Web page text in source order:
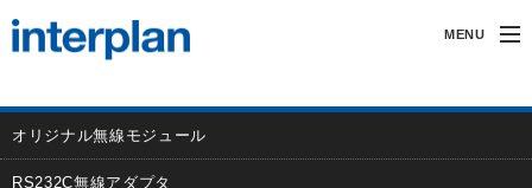
MENU
インタープランについて
オリジナル無線モジュール
RS232C無線アダプタ